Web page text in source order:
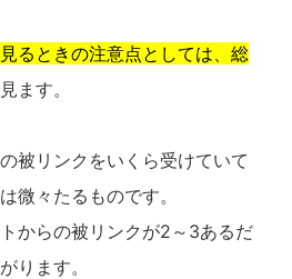
るときの注意点としては、総
ます。
被リンクをいくら受けていて
微々たるものです。
からの被リンクが2～3あるだ
ります。